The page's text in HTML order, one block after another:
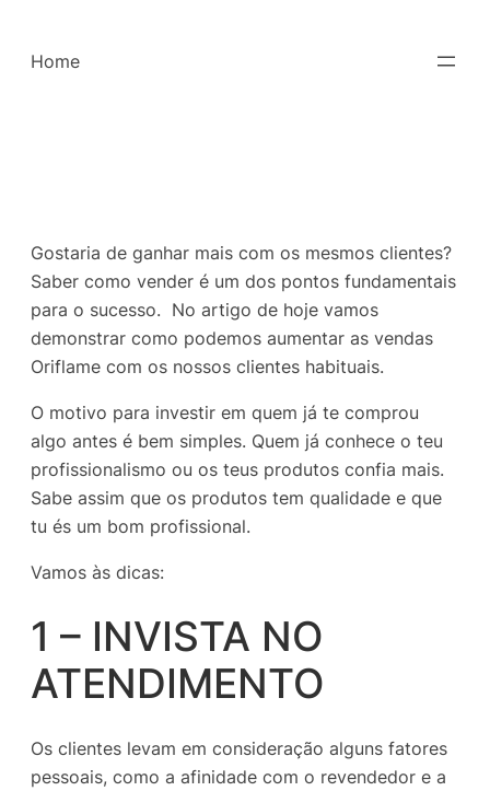
para
Home
Gostaria de ganhar mais com os mesmos clientes?
Saber como vender é um dos pontos fundamentais
para o sucesso. No artigo de hoje vamos
demonstrar como podemos aumentar as vendas
Oriflame com os nossos clientes habituais.
O motivo para investir em quem já te comprou
algo antes é bem simples. Quem já conhece o teu
profissionalismo ou os teus produtos confia mais.
Sabe assim que os produtos tem qualidade e que
tu és um bom profissional.
Vamos às dicas:
1 – INVISTA NO
ATENDIMENTO
Os clientes levam em consideração alguns fatores
pessoais, como a afinidade com o revendedor e a